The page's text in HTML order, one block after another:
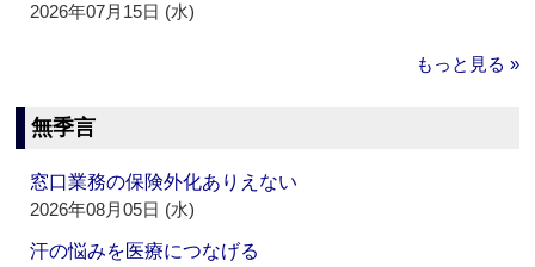
2026年07月15日 (水)
もっと見る »
無季言
窓口業務の保険外化ありえない
2026年08月05日 (水)
汗の悩みを医療につなげる